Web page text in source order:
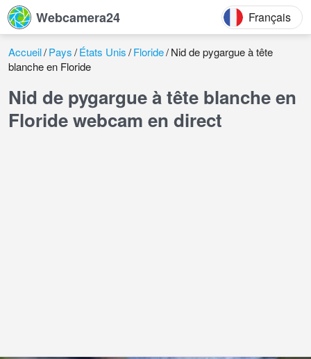
Webcamera24 Français
Accueil Pays États Unis Floride Nid de pygargue à tête
blanche en Floride
Nid de pygargue à tête blanche en
Floride webcam en direct